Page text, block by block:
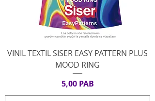
VINIL TEXTIL SISER EASY PATTERN PLUS
MOOD RING
Precio
5,00 PAB